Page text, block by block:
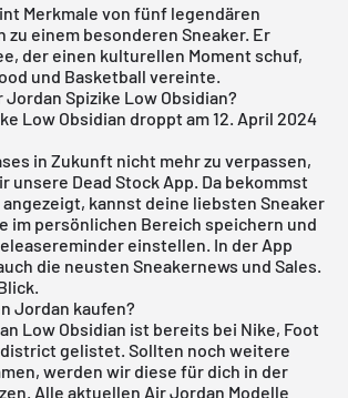
Merkmale von fünf legendären
zu einem besonderen Sneaker. Er
der einen kulturellen Moment schuf,
und Basketball vereinte.
Spizike Low Obsidian?
Low Obsidian droppt am 12. April 2024
in Zukunft nicht mehr zu verpassen,
unsere Dead Stock App. Da bekommst
angezeigt, kannst deine liebsten Sneaker
im persönlichen Bereich speichern und
einstellen. In der App
die neusten Sneakernews und Sales.
Jordan kaufen?
Low Obsidian ist bereits bei Nike, Foot
gelistet. Sollten noch weitere
werden wir diese für dich in der
Alle aktuellen Air Jordan Modelle